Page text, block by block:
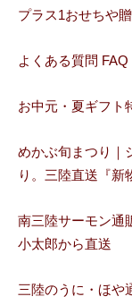
プラス1おせちや
よくある質問 FAQ
お中元・夏ギフト
めかぶ旬まつり｜
り。三陸直送『新
南三陸サーモン通
小太郎から直送
三陸のうに・ほや